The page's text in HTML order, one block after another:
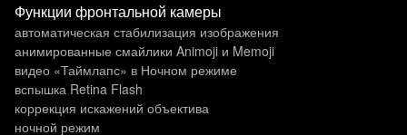
Функции фронтальной камеры
автоматическая стабилизация изображения
анимированные смайлики Animoji и Memoji
видео «Таймлапс» в Ночном режиме
вспышка Retina Flash
коррекция искажений объектива
ночной режим